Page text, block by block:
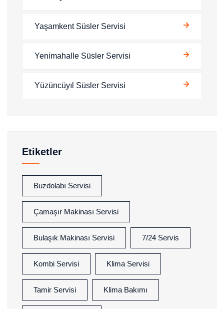
Yaşamkent Süsler Servisi
Yenimahalle Süsler Servisi
Yüzüncüyıl Süsler Servisi
Etiketler
Buzdolabı Servisi
Çamaşır Makinası Servisi
Bulaşık Makinası Servisi 7/24 Servis
Kombi Servisi Klima Servisi
Tamir Servisi Klima Bakımı